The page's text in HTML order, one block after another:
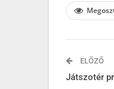
ELŐZŐ
Játszotér